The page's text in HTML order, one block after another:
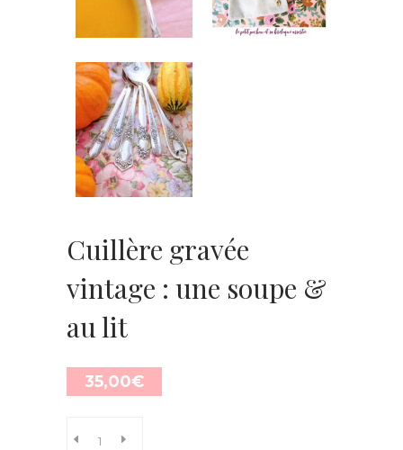
Cuillère gravée
vintage : une soupe &
au lit
35,00€